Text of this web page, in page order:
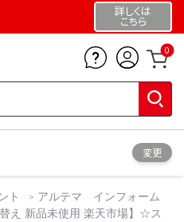
詳しくは
こちら
0
変更
ト
アルテマ インフォーム
え 新品未使用 楽天市場】☆ス